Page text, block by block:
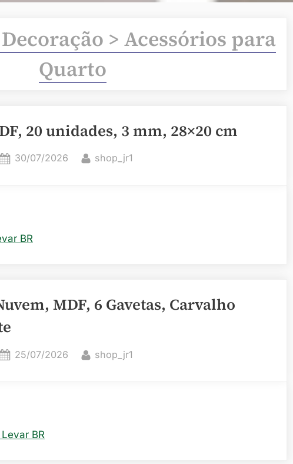
> Acessórios para
Quarto
20 unidades, 3 mm, 28×20 cm
Posted
30/07/2026 By
shop_jr1
BR
MDF, 6 Gavetas, Carvalho
Posted
25/07/2026 By
shop_jr1
BR